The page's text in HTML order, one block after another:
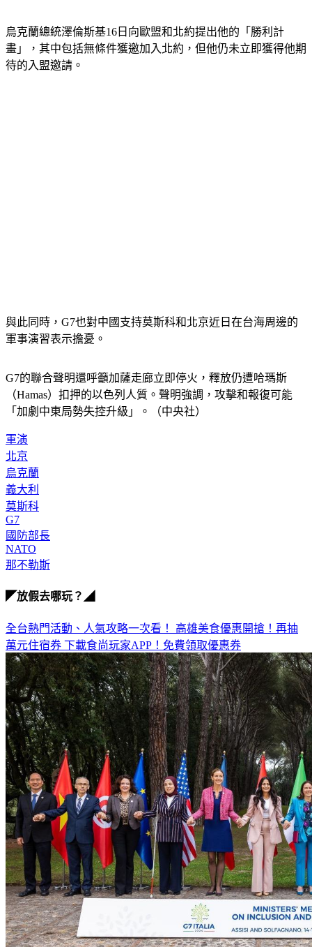
烏克蘭總統澤倫斯基16日向歐盟和北約提出他的「勝利計
畫」，其中包括無條件獲邀加入北約，但他仍未立即獲得他期
與此同時，G7也對中國支持莫斯科和北京近日在台海周邊的
G7的聯合聲明還呼籲加薩走廊立即停火，釋放仍遭哈瑪斯
（Hamas）扣押的以色列人質。聲明強調，攻擊和報復可能
軍演
北京
烏克蘭
義大利
莫斯科
G7
國防部長
NATO
全台熱門活動、人氣攻略一次看！高雄美食優惠開搶！再抽
萬元住宿券下載食尚玩家APP！免費領取優惠券